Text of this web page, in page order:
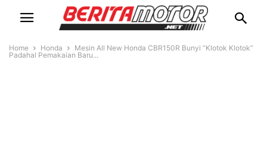
Home Honda
Mesin All New Honda CBR150R Bunyi “Klotok Klotok”
Padahal Pemakaian Baru...